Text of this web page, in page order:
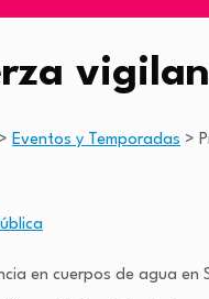
> Eventos y Temporadas >
en cuerpos de agua